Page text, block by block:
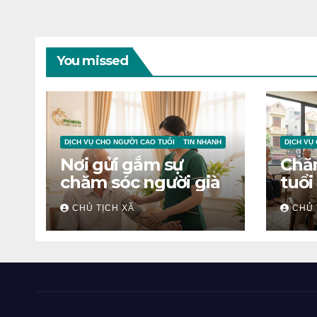
You missed
DỊCH VỤ CHO NGƯỜI CAO TUỔI TIN NHANH
Nơi gửi gắm sự
chăm sóc người già
CHỦ TỊCH XÃ
DỊCH VỤ
tuổi
CHỦ